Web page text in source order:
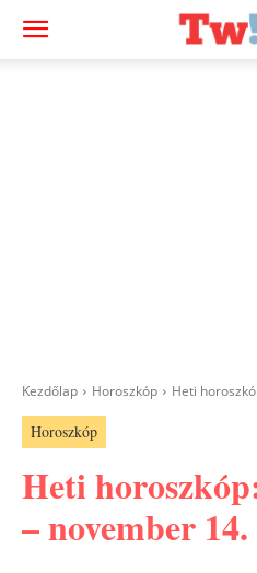
Kezdőlap Horoszkóp Heti
Horoszkóp
Heti
– november 14.